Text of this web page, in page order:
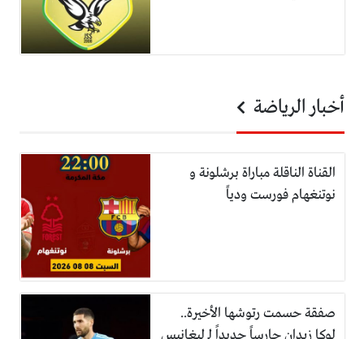
أخبار الرياضة
القناة الناقلة مباراة برشلونة و
نوتنغهام فورست ودياً
صفقة حسمت رتوشها الأخيرة..
لوكا زيدان حارساً جديداً لـ ليغانيس